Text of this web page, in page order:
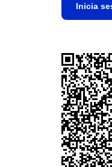
Inicia